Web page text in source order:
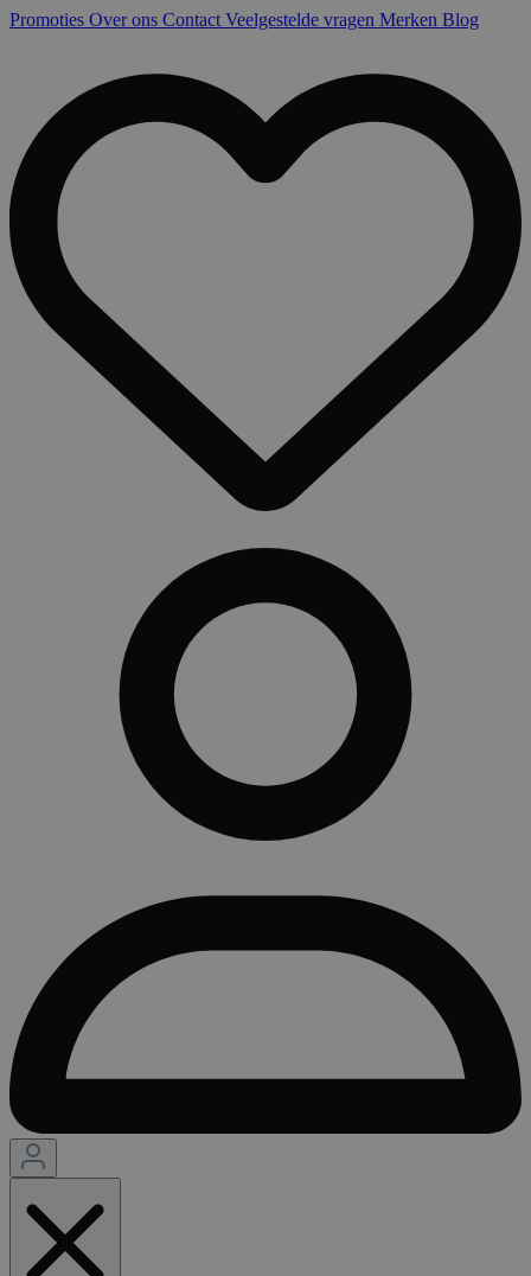
Promoties Over ons Contact Veelgestelde vragen Merken Blog